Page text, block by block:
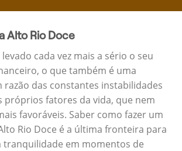
Alto Rio Doce
cada vez mais a sério o seu
o que também é uma
razão das constantes instabilidades
próprios fatores da vida, que nem
favoráveis. Saber como fazer um
Rio Doce é a última fronteira para
tranquilidade em momentos de